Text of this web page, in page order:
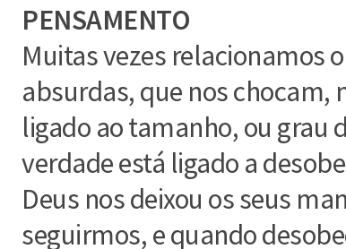
PENSAMENTO
Muitas vezes relacionamos
absurdas, que nos chocam,
ligado ao tamanho, ou grau
verdade está ligado a
Deus nos deixou os seus
seguirmos, e quando